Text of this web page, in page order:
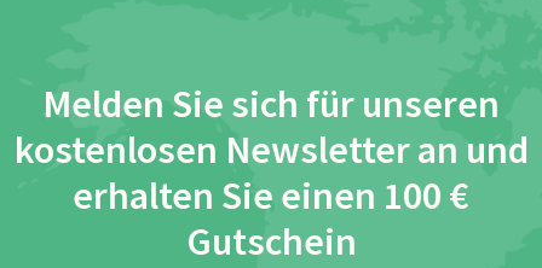
Melden Sie sich für unseren
kostenlosen Newsletter an und
erhalten Sie einen 100 €
Gutschein